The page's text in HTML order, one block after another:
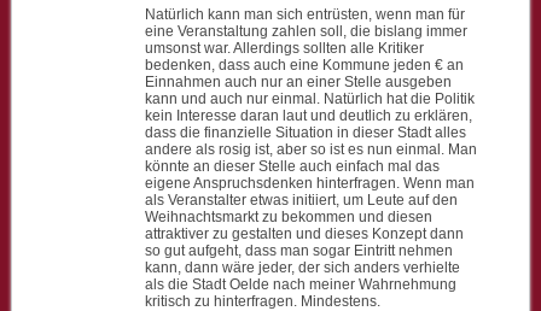
Natürlich kann man sich entrüsten, wenn man für
eine Veranstaltung zahlen soll, die bislang immer
umsonst war. Allerdings sollten alle Kritiker
bedenken, dass auch eine Kommune jeden € an
Einnahmen auch nur an einer Stelle ausgeben
kann und auch nur einmal. Natürlich hat die Politik
kein Interesse daran laut und deutlich zu erklären,
dass die finanzielle Situation in dieser Stadt alles
andere als rosig ist, aber so ist es nun einmal. Man
könnte an dieser Stelle auch einfach mal das
eigene Anspruchsdenken hinterfragen. Wenn man
als Veranstalter etwas initiiert, um Leute auf den
Weihnachtsmarkt zu bekommen und diesen
attraktiver zu gestalten und dieses Konzept dann
so gut aufgeht, dass man sogar Eintritt nehmen
kann, dann wäre jeder, der sich anders verhielte
als die Stadt Oelde nach meiner Wahrnehmung
kritisch zu hinterfragen. Mindestens.